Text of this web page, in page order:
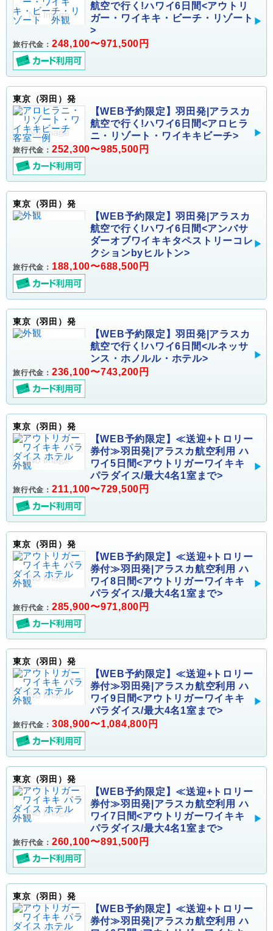
航空で行く!ハワイ6日間<アウトリ
ガー・ワイキキ・ビーチ・リゾート
>
旅行代金： 248,100〜971,500円
東京（羽田）発
【WEB予約限定】羽田発|アラスカ
航空で行く!ハワイ6日間<アロヒラ
ニ・リゾート・ワイキキビーチ>
旅行代金： 252,300〜985,500円
東京（羽田）発
【WEB予約限定】羽田発|アラスカ
航空で行く!ハワイ6日間<アンバサ
ダーオブワイキキタペストリーコレ
クションbyヒルトン>
旅行代金： 188,100〜688,500円
東京（羽田）発
【WEB予約限定】羽田発|アラスカ
航空で行く!ハワイ6日間<ルネッサ
ンス・ホノルル・ホテル>
旅行代金： 236,100〜743,200円
東京（羽田）発
【WEB予約限定】≪送迎+トロリー
券付≫羽田発|アラスカ航空利用 ハ
ワイ5日間<アウトリガーワイキキ
パラダイス/最大4名1室まで>
旅行代金： 211,100〜729,500円
東京（羽田）発
【WEB予約限定】≪送迎+トロリー
券付≫羽田発|アラスカ航空利用 ハ
ワイ8日間<アウトリガーワイキキ
パラダイス/最大4名1室まで>
旅行代金： 285,900〜971,800円
東京（羽田）発
【WEB予約限定】≪送迎+トロリー
券付≫羽田発|アラスカ航空利用 ハ
ワイ9日間<アウトリガーワイキキ
パラダイス/最大4名1室まで>
旅行代金： 308,900〜1,084,800円
東京（羽田）発
【WEB予約限定】≪送迎+トロリー
券付≫羽田発|アラスカ航空利用 ハ
ワイ7日間<アウトリガーワイキキ
パラダイス/最大4名1室まで>
旅行代金： 260,100〜891,500円
東京（羽田）発
【WEB予約限定】≪送迎+トロリー
券付≫羽田発|アラスカ航空利用 ハ